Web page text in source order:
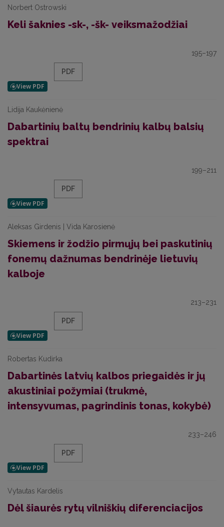
Norbert Ostrowski
Keli šaknies -sk-, -šk- veiksmažodžiai
195–197
PDF
Lidija Kaukėnienė
Dabartinių baltų bendrinių kalbų balsių
spektrai
199–211
PDF
Aleksas Girdenis | Vida Karosienė
Skiemens ir žodžio pirmųjų bei paskutinių
fonemų dažnumas bendrinėje lietuvių
kalboje
213–231
PDF
Robertas Kudirka
Dabartinės latvių kalbos priegaidės ir jų
akustiniai požymiai (trukmė,
intensyvumas, pagrindinis tonas, kokybė)
233–246
PDF
Vytautas Kardelis
Dėl šiaurės rytų vilniškių diferenciacijos